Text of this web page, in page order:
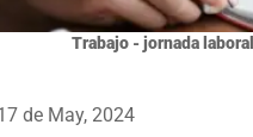
Trabajo - jornada
de May, 2024